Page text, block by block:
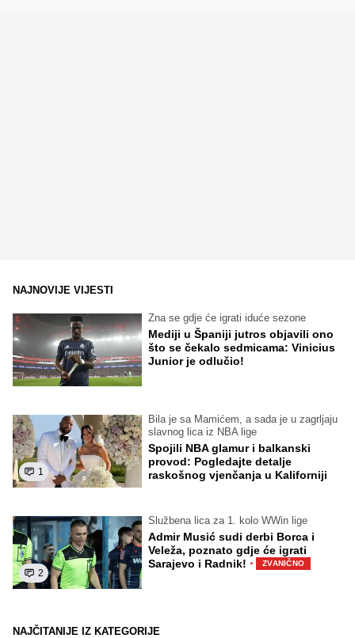
NAJNOVIJE VIJESTI
Zna se gdje će igrati iduće sezone
Mediji u Španiji jutros objavili ono
što se čekalo sedmicama: Vinicius
Junior je odlučio!
1
Bila je sa Mamićem, a sada je u zagrljaju
slavnog lica iz NBA lige
Spojili NBA glamur i balkanski
provod: Pogledajte detalje
raskošnog vjenčanja u Kaliforniji
2
Službena lica za 1. kolo WWin lige
Admir Musić sudi derbi Borca i
Veleža, poznato gdje će igrati
Sarajevo i Radnik! · ZVANIČNO
NAJČITANIJE IZ KATEGORIJE